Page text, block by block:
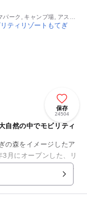
ーク, キャンプ場, アスレ
保存
24504
自然の中でモビリティ
の森をイメージしたア
できる「空のアスレチ